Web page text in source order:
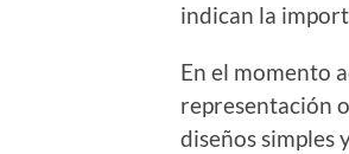
indican la
En el momento
representación
diseños simples